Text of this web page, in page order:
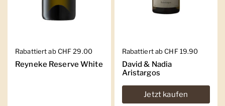
Regulärer Preis
Rabattiert ab CHF 29.00
Reyneke Reserve White
Regulärer Preis
Rabattiert ab CHF 19.90
David & Nadia
Aristargos
Jetzt kaufen